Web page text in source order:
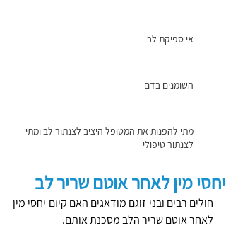
אי ספיקת לב
השומנים בדם
מתי להפנות את המטופל היציב לצנתור לב ומתי
לצנתור טיפולי
יחסי מין לאחר אוטם שריר לב
לאחר אוטם שריר הלב מסכנת אותם.